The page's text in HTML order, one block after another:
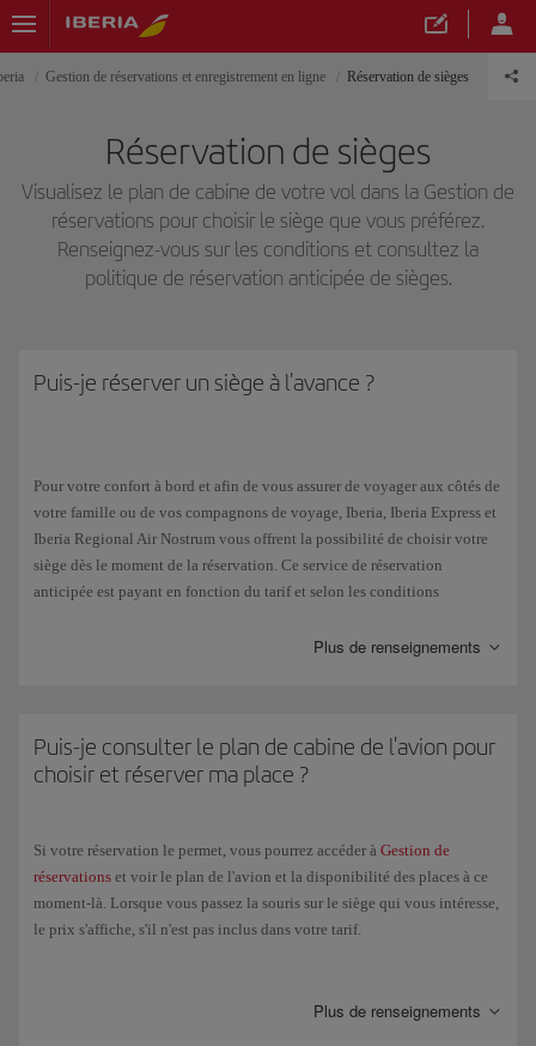
Gestion de réservations et enregistrement en ligne Réservation de sièges
Réservation de sièges
Visualisez le plan de cabine de votre vol dans la Gestion de
réservations pour choisir le siège que vous préférez.
Renseignez-vous sur les conditions et consultez la
politique de réservation anticipée de sièges.
Puis-je réserver un siège à l'avance ?
Pour votre confort à bord et afin de vous assurer de voyager aux côtés de
votre famille ou de vos compagnons de voyage, Iberia, Iberia Express et
Iberia Regional Air Nostrum vous offrent la possibilité de choisir votre
siège dès le moment de la réservation. Ce service de réservation
anticipée est payant en fonction du tarif et selon les conditions
sera possible et si des sièges sont disponibles côte à côte, nous
essaierons d'installer tous les clients d'une même réservation à côté les
Si vous avez déjà émis votre billet, vous pouvez consulter les conditions
et réserver votre siège dans la rubrique
Gestion de réservations
et dans
Enregistrement en ligne
Vous pouvez à tout moment modifier les réservations de siège déjà
modifier la sélection de siège jusqu'au moment de l' Enregistrement en
Plus de renseignements
Puis-je consulter le plan de cabine de l'avion pour
choisir et réserver ma place ?
Si votre réservation le permet, vous pourrez accéder à Gestion de
réservations et voir le plan de l'avion et la disponibilité des places à ce
moment-là. Lorsque vous passez la souris sur le siège qui vous intéresse,
le prix s'affiche, s'il n'est pas inclus dans votre tarif.
Plus de renseignements